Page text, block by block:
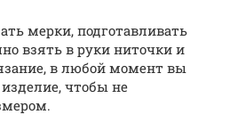
мерки, подготавливать
взять в руки ниточки и
в любой момент вы
чтобы не